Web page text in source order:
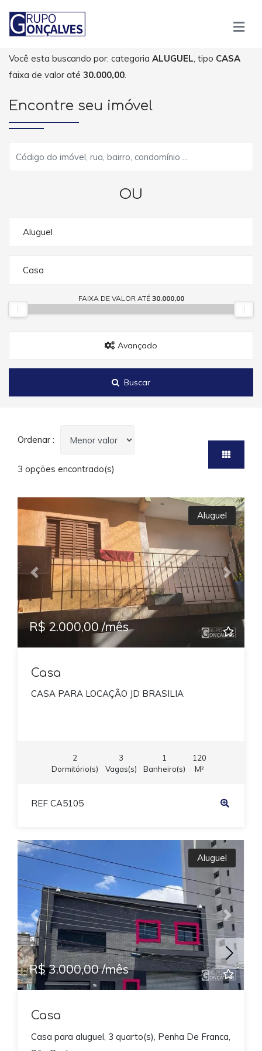
Você esta buscando por: categoria ALUGUEL , tipo CASA
faixa de valor até 30.000,00
Encontre seu imóvel
OU
Aluguel
Casa
FAIXA DE VALOR ATÉ 30.000,00
Avançado
Buscar
Ordenar :
3 opções encontrado(s)
Previous Next
Aluguel
R$ 2.000,00 /mês
Casa
CASA PARA LOCAÇÃO JD BRASILIA
2
Dormitório(s)
3
Vagas(s)
1
Banheiro(s)
120
M²
REF CA5105
Previous Next
Aluguel
R$ 3.000,00 /mês
Casa
Casa para aluguel, 3 quarto(s), Penha De Franca,